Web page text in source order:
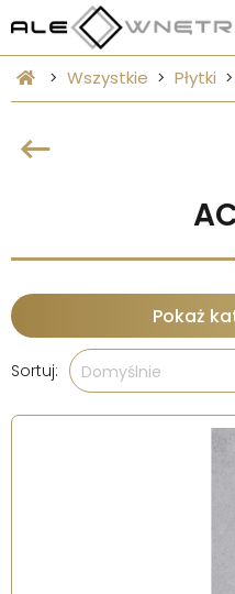
Wszystkie Płytki
Pokaż
Sortuj: Domyślnie